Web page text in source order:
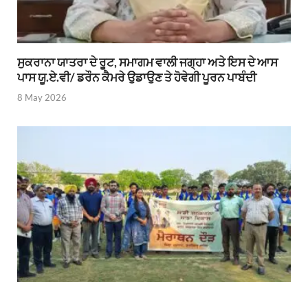
ਸੁਕਰਾਨਾ ਯਾਤਰਾ ਦੇ ਰੂਟ, ਸਮਾਗਮ ਵਾਲੀ ਜਗ੍ਹਾ ਅਤੇ ਇਸ ਦੇ ਆਸ
ਪਾਸ ਯੂ.ਏ.ਵੀ/ ਡਰੌਨ ਕੈਮਰੇ ਉਡਾਉਣ ਤੇ ਹੋਵੇਗੀ ਪੂਰਨ ਪਾਬੰਦੀ
8 May 2026